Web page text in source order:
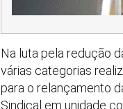
Na luta pela redução
várias categorias
para o relançamento
Sindical em unidade